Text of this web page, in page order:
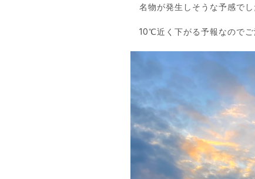
名物が発生しそうな予感でし
10℃近く下がる予報なのでご